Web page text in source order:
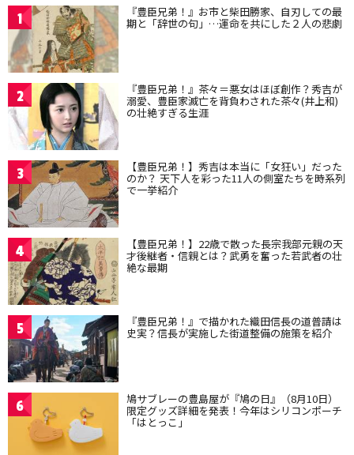
1 『豊臣兄弟！』お市と柴田勝家、自刃しての最
期と「辞世の句」…運命を共にした２人の悲劇
2 『豊臣兄弟！』茶々＝悪女はほぼ創作？秀吉が
溺愛、豊臣家滅亡を背負わされた茶々(井上和)
の壮絶すぎる生涯
3 【豊臣兄弟！】秀吉は本当に「女狂い」だった
のか？ 天下人を彩った11人の側室たちを時系列
で一挙紹介
4 【豊臣兄弟！】22歳で散った長宗我部元親の天
才後継者・信親とは？武勇を奮った若武者の壮
絶な最期
5 『豊臣兄弟！』で描かれた織田信長の道普請は
史実？信長が実施した街道整備の施策を紹介
6 鳩サブレーの豊島屋が『鳩の日』（8月10日）
限定グッズ詳細を発表！今年はシリコンポーチ
「はとっこ」